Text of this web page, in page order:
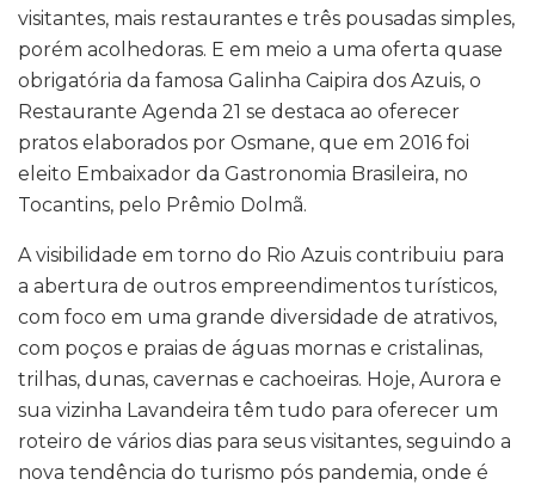
visitantes, mais restaurantes e três pousadas simples,
porém acolhedoras. E em meio a uma oferta quase
obrigatória da famosa Galinha Caipira dos Azuis, o
Restaurante Agenda 21 se destaca ao oferecer
pratos elaborados por Osmane, que em 2016 foi
eleito Embaixador da Gastronomia Brasileira, no
Tocantins, pelo Prêmio Dolmã.
A visibilidade em torno do Rio Azuis contribuiu para
a abertura de outros empreendimentos turísticos,
com foco em uma grande diversidade de atrativos,
com poços e praias de águas mornas e cristalinas,
trilhas, dunas, cavernas e cachoeiras. Hoje, Aurora e
sua vizinha Lavandeira têm tudo para oferecer um
roteiro de vários dias para seus visitantes, seguindo a
nova tendência do turismo pós pandemia, onde é